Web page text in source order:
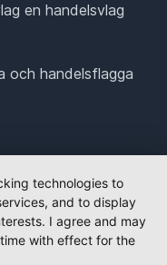
en handelsvlag
och handelsflagga
technologies to
and to display
I agree and may
with effect for the